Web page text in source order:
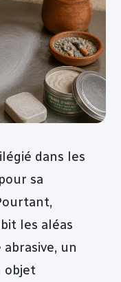
dans les
sa
les aléas
un
objet